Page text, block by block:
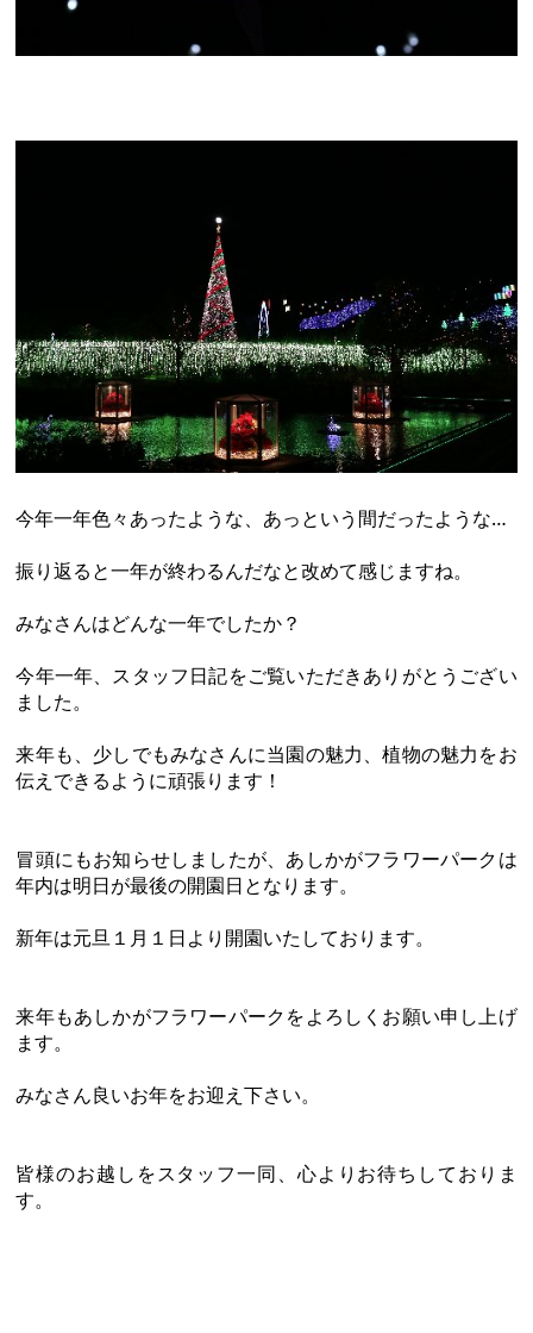
今年一年色々あったような、あっという間だったような…
振り返ると一年が終わるんだなと改めて感じますね。
みなさんはどんな一年でしたか？
今年一年、スタッフ日記をご覧いただきありがとうござい
ました。
来年も、少しでもみなさんに当園の魅力、植物の魅力をお
伝えできるように頑張ります！
冒頭にもお知らせしましたが、あしかがフラワーパークは
年内は明日が最後の開園日となります。
新年は元旦１月１日より開園いたしております。
来年もあしかがフラワーパークをよろしくお願い申し上げ
ます。
みなさん良いお年をお迎え下さい。
皆様のお越しをスタッフ一同、心よりお待ちしておりま
す。